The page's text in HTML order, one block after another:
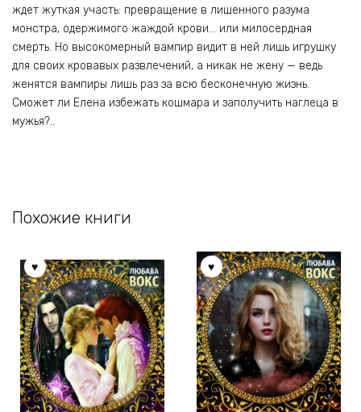
ждет жуткая участь: превращение в лишенного разума
монстра, одержимого жаждой крови… или милосердная
смерть. Но высокомерный вампир видит в ней лишь игрушку
для своих кровавых развлечений, а никак не жену — ведь
женятся вампиры лишь раз за всю бесконечную жизнь.
Сможет ли Елена избежать кошмара и заполучить наглеца в
мужья?..
Похожие книги